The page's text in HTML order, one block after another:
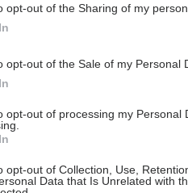
opt-out of the Sharing of my
opt-out of the Sale of my Personal
opt-out of processing my Personal
opt-out of Collection, Use,
Data that Is Unrelated with
διαβήτης και
στη Ρόδο: ''Σε ενάμιση
προσωπικού